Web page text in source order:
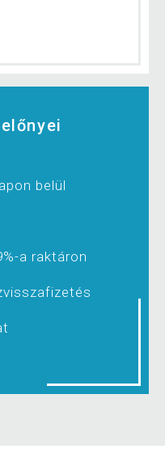
belül
a raktáron